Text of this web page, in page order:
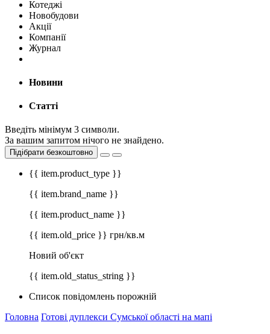
Котеджі
Новобудови
Акції
Компанії
Журнал
Новини
Статті
Введіть мінімум 3 символи.
За вашим запитом нічого не знайдено.
Підібрати безкоштовно
{{ item.product_type }}
{{ item.brand_name }}
{{ item.product_name }}
{{ item.old_price }} грн/кв.м
Новий об'єкт
{{ item.old_status_string }}
Список повідомлень порожній
Головна Готові дуплекси Сумської області на мапі